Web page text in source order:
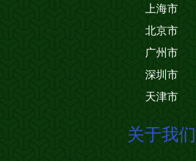
上海市
北京市
广州市
深圳市
天津市
关于我们